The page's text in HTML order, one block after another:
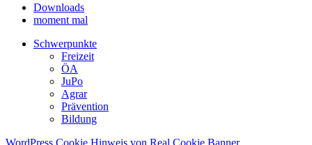
Downloads
moment mal
Schwerpunkte
Freizeit
ÖA
JuPo
Agrar
Prävention
Bildung
WordPress Cookie Hinweis von Real Cookie Banner